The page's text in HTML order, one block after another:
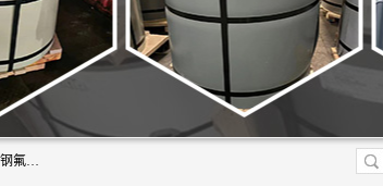
上海轩本实业有限公司主营产品：宝钢彩钢板、宝钢彩钢卷、宝钢彩涂板、宝钢彩涂卷、宝钢高耐候彩钢板，宝钢氟碳彩钢板。是一家集钢铁贸易，物流、加工为一体的产业全配套公司。